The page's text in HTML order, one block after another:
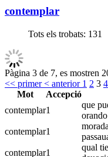
contemplar
Tots els trobats: 131
Pàgina 3 de 7, es mostren
<< primer< anterior 1 2 3 4
Mot
Accepció
contemplar1
que
contemplar1
contemplar1
qual